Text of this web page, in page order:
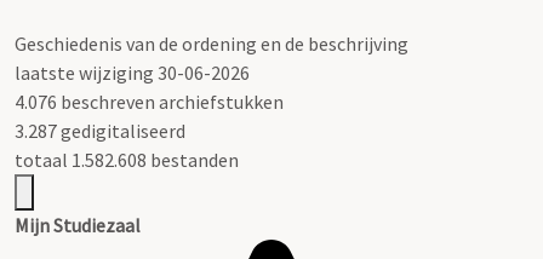
Geschiedenis van de ordening en de beschrijving
laatste wijziging 30-06-2026
4.076 beschreven archiefstukken
3.287 gedigitaliseerd
totaal 1.582.608 bestanden
Mijn Studiezaal